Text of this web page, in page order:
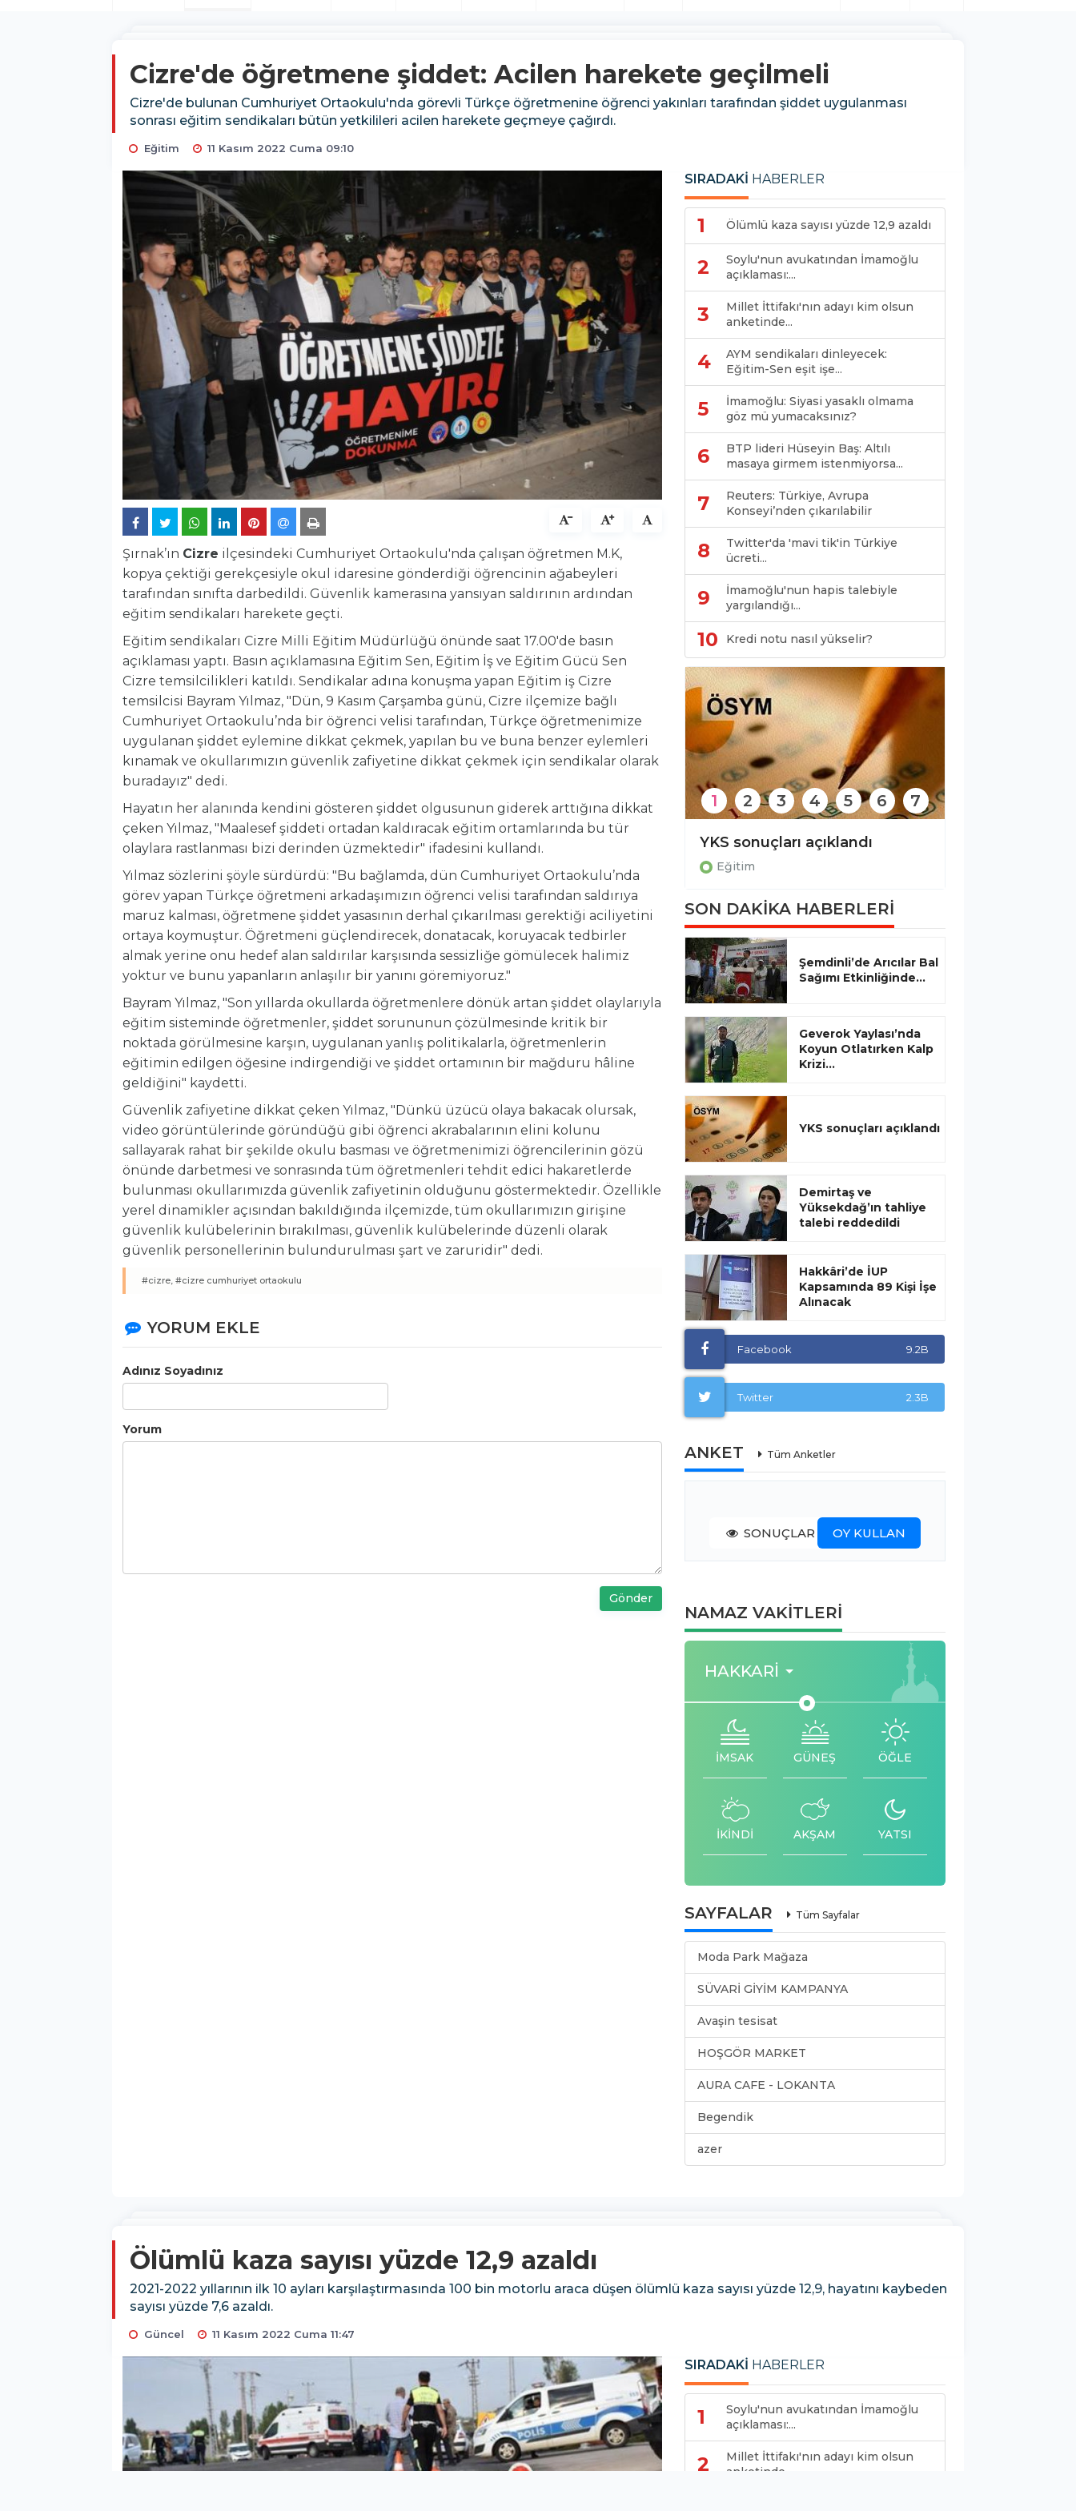
Cizre'de öğretmene şiddet: Acilen harekete geçilmeli
Cizre'de bulunan Cumhuriyet Ortaokulu'nda görevli Türkçe öğretmenine öğrenci yakınları tarafından şiddet uygulanması
sonrası eğitim sendikaları bütün yetkilileri acilen harekete geçmeye çağırdı.
Eğitim 11 Kasım 2022 Cuma 09:10
Şırnak’ın Cizre ilçesindeki Cumhuriyet Ortaokulu'nda çalışan öğretmen M.K,
kopya çektiği gerekçesiyle okul idaresine gönderdiği öğrencinin ağabeyleri
tarafından sınıfta darbedildi. Güvenlik kamerasına yansıyan saldırının ardından
eğitim sendikaları harekete geçti.
Eğitim sendikaları Cizre Milli Eğitim Müdürlüğü önünde saat 17.00'de basın
açıklaması yaptı. Basın açıklamasına Eğitim Sen, Eğitim İş ve Eğitim Gücü Sen
Cizre temsilcilikleri katıldı. Sendikalar adına konuşma yapan Eğitim iş Cizre
temsilcisi Bayram Yılmaz, "Dün, 9 Kasım Çarşamba günü, Cizre ilçemize bağlı
Cumhuriyet Ortaokulu’nda bir öğrenci velisi tarafından, Türkçe öğretmenimize
uygulanan şiddet eylemine dikkat çekmek, yapılan bu ve buna benzer eylemleri
kınamak ve okullarımızın güvenlik zafiyetine dikkat çekmek için sendikalar olarak
buradayız" dedi.
Hayatın her alanında kendini gösteren şiddet olgusunun giderek arttığına dikkat
çeken Yılmaz, "Maalesef şiddeti ortadan kaldıracak eğitim ortamlarında bu tür
olaylara rastlanması bizi derinden üzmektedir" ifadesini kullandı.
Yılmaz sözlerini şöyle sürdürdü: "Bu bağlamda, dün Cumhuriyet Ortaokulu’nda
görev yapan Türkçe öğretmeni arkadaşımızın öğrenci velisi tarafından saldırıya
maruz kalması, öğretmene şiddet yasasının derhal çıkarılması gerektiği aciliyetini
ortaya koymuştur. Öğretmeni güçlendirecek, donatacak, koruyacak tedbirler
almak yerine onu hedef alan saldırılar karşısında sessizliğe gömülecek halimiz
yoktur ve bunu yapanların anlaşılır bir yanını göremiyoruz."
Bayram Yılmaz, "Son yıllarda okullarda öğretmenlere dönük artan şiddet olaylarıyla
eğitim sisteminde öğretmenler, şiddet sorununun çözülmesinde kritik bir
noktada görülmesine karşın, uygulanan yanlış politikalarla, öğretmenlerin
eğitimin edilgen öğesine indirgendiği ve şiddet ortamının bir mağduru hâline
geldiğini" kaydetti.
Güvenlik zafiyetine dikkat çeken Yılmaz, "Dünkü üzücü olaya bakacak olursak,
video görüntülerinde göründüğü gibi öğrenci akrabalarının elini kolunu
sallayarak rahat bir şekilde okulu basması ve öğretmenimizi öğrencilerinin gözü
önünde darbetmesi ve sonrasında tüm öğretmenleri tehdit edici hakaretlerde
bulunması okullarımızda güvenlik zafiyetinin olduğunu göstermektedir. Özellikle
yerel dinamikler açısından bakıldığında ilçemizde, tüm okullarımızın girişine
güvenlik kulübelerinin bırakılması, güvenlik kulübelerinde düzenli olarak
güvenlik personellerinin bulundurulması şart ve zaruridir" dedi.
#cizre, #cizre cumhuriyet ortaokulu
YORUM EKLE
Adınız Soyadınız
Yorum
Gönder
SIRADAKİ HABERLER
1 Ölümlü kaza sayısı yüzde 12,9 azaldı
2
Soylu'nun avukatından İmamoğlu
açıklaması:...
3
Millet İttifakı'nın adayı kim olsun
anketinde...
4
AYM sendikaları dinleyecek:
Eğitim-Sen eşit işe...
5
İmamoğlu: Siyasi yasaklı olmama
göz mü yumacaksınız?
6
BTP lideri Hüseyin Baş: Altılı
masaya girmem istenmiyorsa...
7
Reuters: Türkiye, Avrupa
Konseyi’nden çıkarılabilir
8
Twitter'da 'mavi tik'in Türkiye
ücreti...
9
İmamoğlu'nun hapis talebiyle
yargılandığı...
10 Kredi notu nasıl yükselir?
Eğitim
YKS sonuçları açıklandı
Eğitim
1 2 3 4 5 6 7
SON DAKİKA HABERLERİ
Şemdinli’de Arıcılar Bal
Sağımı Etkinliğinde...
Geverok Yaylası’nda
Koyun Otlatırken Kalp
Krizi...
YKS sonuçları açıklandı
Demirtaş ve
Yüksekdağ’ın tahliye
talebi reddedildi
Hakkâri’de İUP
Kapsamında 89 Kişi İşe
Alınacak
Facebook 9.2B
Twitter 2.3B
ANKET Tüm Anketler
SONUÇLAR OY KULLAN
NAMAZ VAKİTLERİ
HAKKARI
İMSAK GÜNEŞ ÖĞLE
İKİNDİ AKŞAM YATSI
SAYFALAR Tüm Sayfalar
Moda Park Mağaza
SÜVARİ GİYİM KAMPANYA
Avaşin tesisat
HOŞGÖR MARKET
AURA CAFE - LOKANTA
Begendik
azer
Ölümlü kaza sayısı yüzde 12,9 azaldı
2021-2022 yıllarının ilk 10 ayları karşılaştırmasında 100 bin motorlu araca düşen ölümlü kaza sayısı yüzde 12,9, hayatını kaybeden
sayısı yüzde 7,6 azaldı.
Güncel 11 Kasım 2022 Cuma 11:47
SIRADAKİ HABERLER
1
Soylu'nun avukatından İmamoğlu
açıklaması:...
2
Millet İttifakı'nın adayı kim olsun
anketinde...